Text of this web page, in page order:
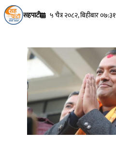
सहपाटी ५ चैत्र २०८२, बिहीबार ०७:३१